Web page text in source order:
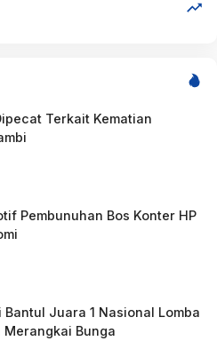
Terkait Kematian
Pembunuhan Bos Konter HP
Bantul Juara 1 Nasional Lomba
Merangkai Bunga